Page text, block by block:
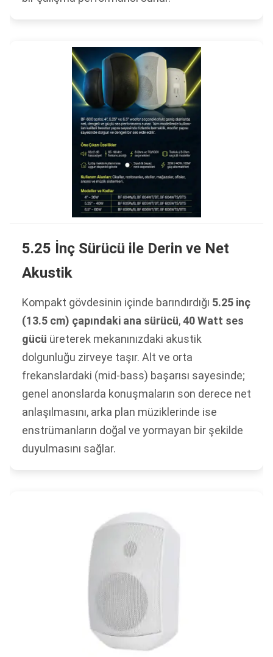
5.25 İnç Sürücü ile Derin ve Net
Akustik
Kompakt gövdesinin içinde barındırdığı 5.25 inç
(13.5 cm) çapındaki ana sürücü,40 Watt ses
gücü üreterek mekanınızdaki akustik
dolgunluğu zirveye taşır. Alt ve orta
frekanslardaki (mid-bass) başarısı sayesinde;
genel anonslarda konuşmaların son derece net
anlaşılmasını, arka plan müziklerinde ise
enstrümanların doğal ve yormayan bir şekilde
duyulmasını sağlar.